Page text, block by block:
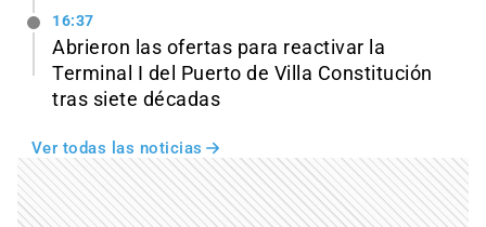
16:37
Abrieron las ofertas para reactivar la
Terminal I del Puerto de Villa Constitución
tras siete décadas
Ver todas las noticias